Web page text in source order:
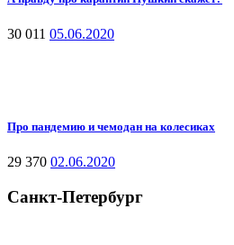
30 011 05.06.2020
Про пандемию и чемодан на колесиках
29 370 02.06.2020
Санкт-Петербург